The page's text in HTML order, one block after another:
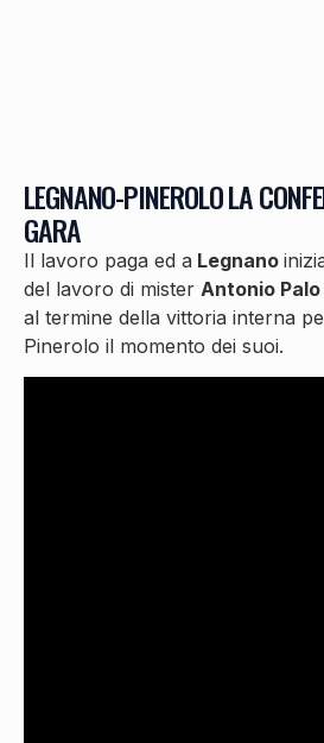
LEGNANO-PINEROLO LA
GARA
Il lavoro paga ed a Legnano
del lavoro di mister Antonio Palo
al termine della vittoria interna
Pinerolo il momento dei suoi.